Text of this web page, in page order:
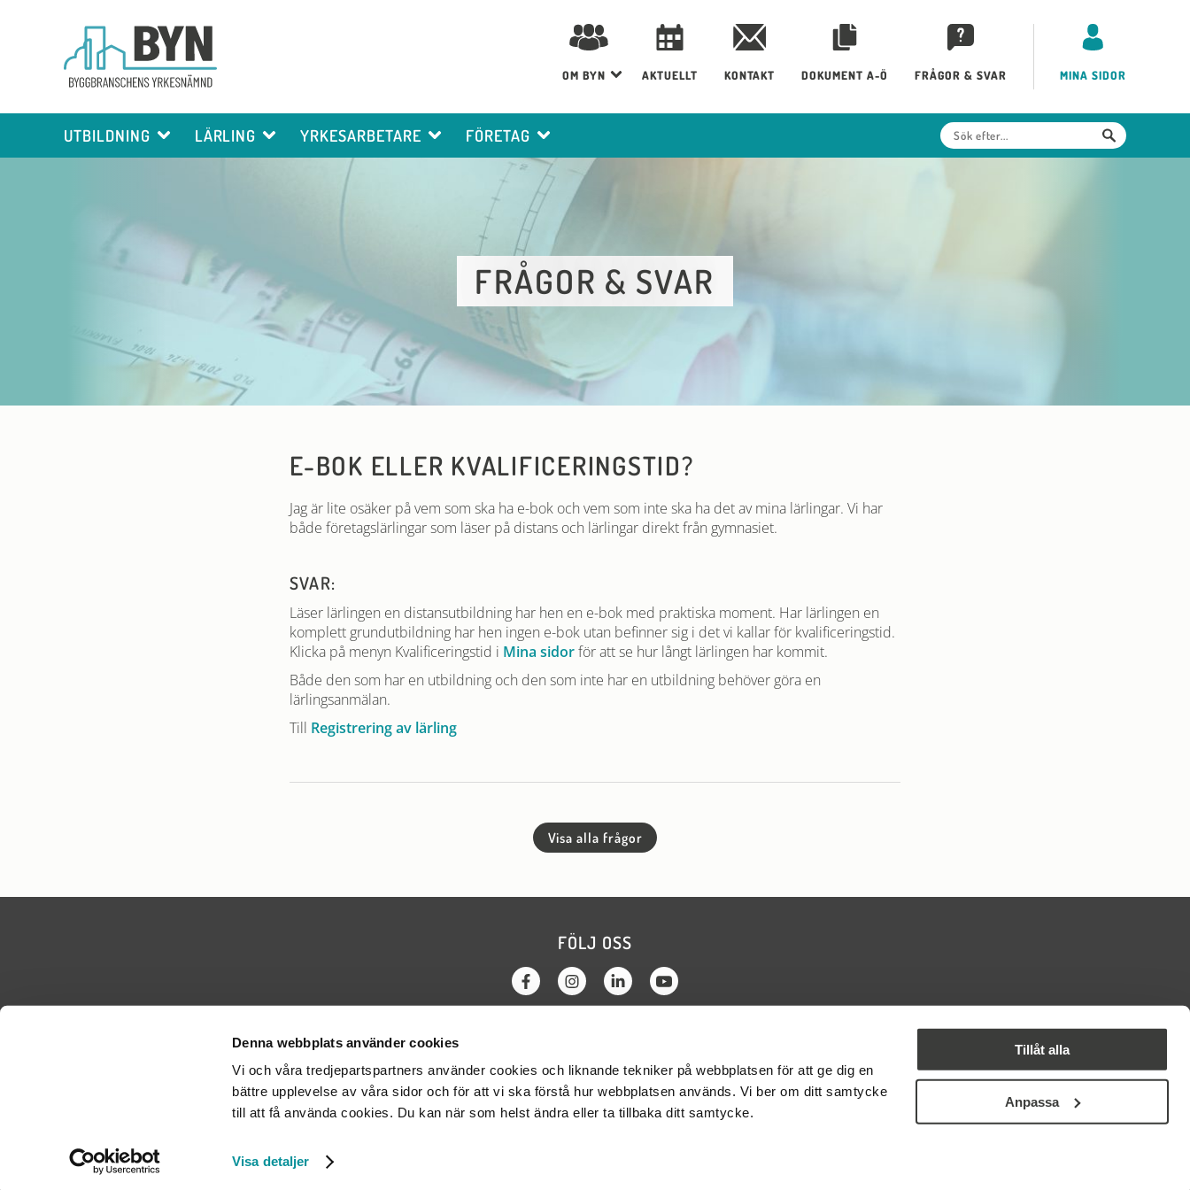
Denna webbplats använder cookies
Vi och våra tredjepartspartners använder cookies och liknande tekniker på webbplatsen för att ge dig en
bättre upplevelse av våra sidor och för att vi ska förstå hur webbplatsen används. Vi ber om ditt samtycke
till att få använda cookies. Du kan när som helst ändra eller ta tillbaka ditt samtycke.
Visa detaljer
Tillåt alla
Anpassa
OM BYN AKTUELLT KONTAKT DOKUMENT A-Ö FRÅGOR & SVAR MINA SIDOR
UTBILDNING LÄRLING YRKESARBETARE FÖRETAG
FRÅGOR & SVAR
E-BOK ELLER KVALIFICERINGSTID?
Jag är lite osäker på vem som ska ha e-bok och vem som inte ska ha det av mina lärlingar. Vi har
både företagslärlingar som läser på distans och lärlingar direkt från gymnasiet.
SVAR:
Läser lärlingen en distansutbildning har hen en e-bok med praktiska moment. Har lärlingen en
komplett grundutbildning har hen ingen e-bok utan befinner sig i det vi kallar för kvalificeringstid.
Klicka på menyn Kvalificeringstid i Mina sidorför att se hur långt lärlingen har kommit.
Både den som har en utbildning och den som inte har en utbildning behöver göra en
lärlingsanmälan.
Till Registrering av lärling
Visa alla frågor
FÖLJ OSS
KONTAKTA OSS
Kontakta regionerna
Kontakta parterna
Cookies
GDPR